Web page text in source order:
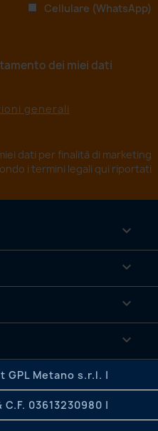
Cellulare (WhatsApp)
dei miei dati
generali
dati per finalità di marketing
itermini legali qui riportati


Metano s.r.l. |
C.F. 03613230980 |

keyboard_arrow_down